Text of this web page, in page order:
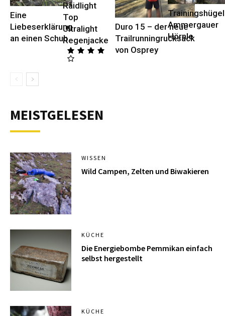
Eine
Liebeserklärung
an einen Schuh
Raidlight
Top
Ultralight
Regenjacke
Duro 15 – der neue
Trailrunningrucksack
von Osprey
Ammergauer
Hörnle
MEISTGELESEN
WISSEN
Wild Campen, Zelten und Biwakieren
KÜCHE
Die Energiebombe Pemmikan einfach
selbst hergestellt
KÜCHE